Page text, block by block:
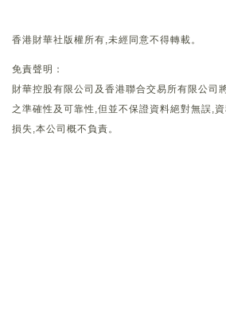
香港財華社版權所有,未經同意不得轉載。
免責聲明：
財華控股有限公司及香港聯合交易所有限公司
之準確性及可靠性,但並不保證資料絕對無誤,
損失,本公司概不負責。